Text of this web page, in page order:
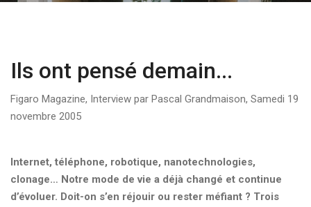
Ils ont pensé demain...
Figaro Magazine, Interview par Pascal Grandmaison, Samedi 19
novembre 2005
Internet, téléphone, robotique, nanotechnologies,
clonage… Notre mode de vie a déjà changé et continue
d’évoluer. Doit-on s’en réjouir ou rester méfiant ? Trois